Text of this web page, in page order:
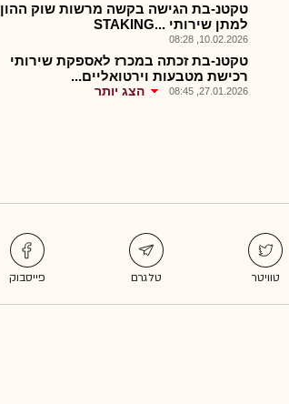
טקטנ-בת הגישה בקשה מרשות שוק ההון
למתן שירותי ...STAKING
10.02.2026, 08:28
טקטנ-בת זכתה במכרז לאספקת שירותי
רכישת מטבעות וירטואליים...
27.01.2026, 08:45 הצג יותר